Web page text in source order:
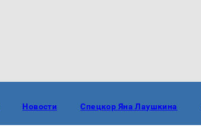
Новости Спецкор Яна Лаушкина